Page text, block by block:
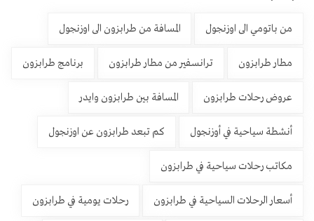
من باتومي الى اوزنجول المسافة من طرابزون الى اوزنجول
مطار طرابزون ترانسفير من مطار طرابزون برنامج طرابزون
عروض رحلات طرابزون المسافة بين طرابزون وايدر
أنشطة سياحية في أوزنجول كم تبعد طرابزون عن اوزنجول
مكاتب رحلات سياحية في طرابزون
أسعار الرحلات السياحية في طرابزون رحلات يومية في طرابزون